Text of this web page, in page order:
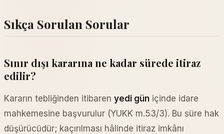
Sıkça Sorulan Sorular
Sınır dışı kararına ne kadar sürede itiraz
edilir?
Kararın tebliğinden itibaren yedi gün içinde idare
mahkemesine başvurulur (YUKK m.53/3). Bu süre hak
düşürücüdür; kaçırılması hâlinde itiraz imkânı